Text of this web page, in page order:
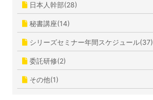
日本人幹部(28)
秘書講座(14)
シリーズセミナー年間スケジュール(37)
委託研修(2)
その他(1)